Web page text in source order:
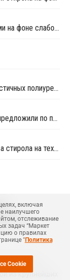
Мировые цены ПСВ-С остаются стабильными на фоне слабого спроса
Covestro запустила производство термопластичных полиуретанов в Китае
В Китае производить вторичные полимеры предложили по принципу конструкторов LEGO
Bora Petrochemical остановила производства стирола на техническое обслуживание
на
SK Wuhan
из крупнейших
включая
наилучшего
отслеживание
задач “Маркет
о правилах
"Политика
Cookie